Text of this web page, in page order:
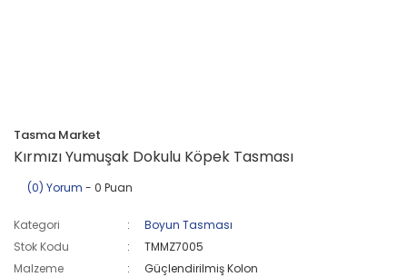
Tasma Market
Kırmızı Yumuşak Dokulu Köpek Tasması
(0) Yorum - 0 Puan
Kategori
Boyun Tasması
Stok Kodu
TMMZ7005
Malzeme
Güçlendirilmiş Kolon